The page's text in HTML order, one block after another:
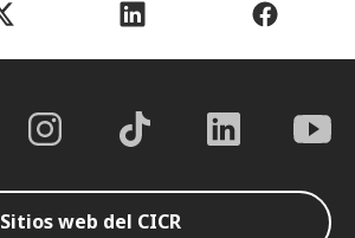
Sitios web del CICR